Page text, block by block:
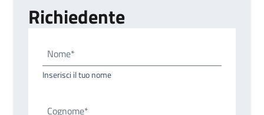
Richiedente
Nome*
Inserisci il tuo nome
Cognome*